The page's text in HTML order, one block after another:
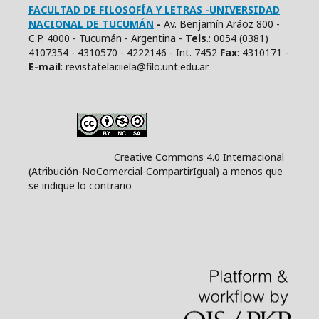
FACULTAD DE FILOSOFÍA Y LETRAS -UNIVERSIDAD
NACIONAL DE TUCUMÁN - Av. Benjamín Aráoz 800 -
C.P. 4000 - Tucumán - Argentina - Tels.: 0054 (0381)
4107354 - 4310570 - 4222146 - Int. 7452 Fax: 4310171 -
E-mail: revistatelar.iiela@filo.unt.edu.ar
Creative Commons 4.0 Internacional
(Atribución-NoComercial-CompartirIgual) a menos que
se indique lo contrario